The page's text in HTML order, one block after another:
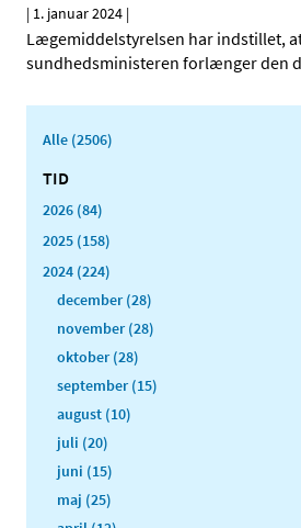
| 1. januar 2024 |
Lægemiddelstyrelsen har indstillet,
sundhedsministeren forlænger den
Alle (2506)
TID
2026 (84)
2025 (158)
2024 (224)
december (28)
november (28)
oktober (28)
september (15)
august (10)
juli (20)
juni (15)
maj (25)